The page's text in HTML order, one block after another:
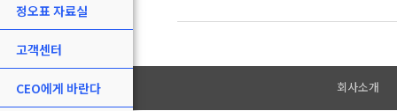
정오표 자료실
고객센터
CEO에게 바란다 회사소개